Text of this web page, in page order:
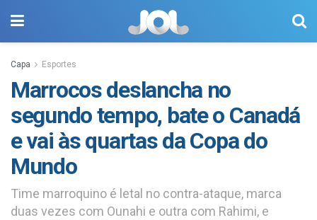
Capa Esportes
Marrocos deslancha no
segundo tempo, bate o Canadá
e vai às quartas da Copa do
Mundo
Time marroquino é letal no contra-ataque, marca
duas vezes com Ounahi e outra com Rahimi, e